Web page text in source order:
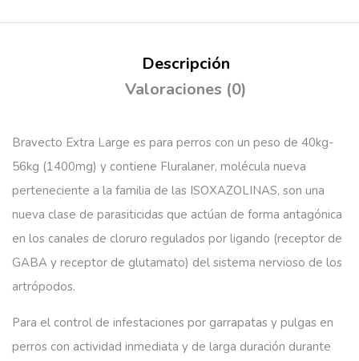
Descripción
Valoraciones (0)
Bravecto Extra Large es para perros con un peso de 40kg-
56kg (1400mg) y contiene Fluralaner, molécula nueva
perteneciente a la familia de las ISOXAZOLINAS, son una
nueva clase de parasiticidas que actúan de forma antagónica
en los canales de cloruro regulados por ligando (receptor de
GABA y receptor de glutamato) del sistema nervioso de los
artrópodos.
Para el control de infestaciones por garrapatas y pulgas en
perros con actividad inmediata y de larga duración durante